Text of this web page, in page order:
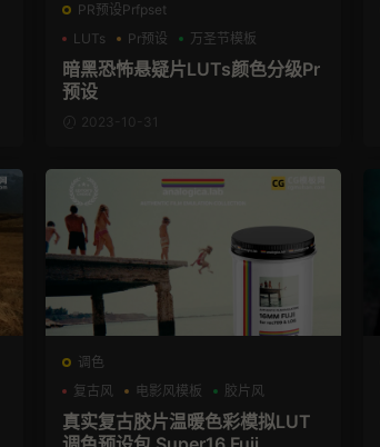
PR预设Prfpset
LUTs
Pr预设 万圣节模板
暗黑恐怖悬疑片LUTs颜色分级Pr
预设
2023-10-31
调色
复古风
电影风模板 胶片风
真实复古胶片温暖色彩模拟LUT